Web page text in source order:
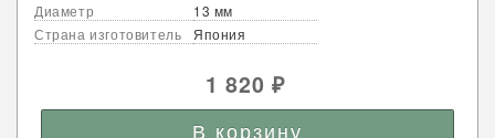
Диаметр
13 мм
Страна изготовитель
Япония
1 820 ₽